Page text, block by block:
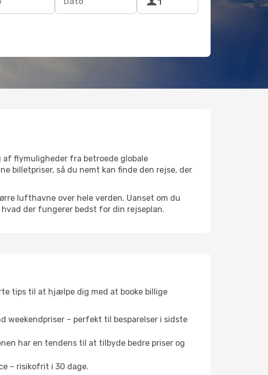
flymuligheder fra betroede globale
billetpriser, så du nemt kan finde den rejse, der
lufthavne over hele verden. Uanset om du
der fungerer bedst for din rejseplan.
tips til at hjælpe dig med at booke billige
weekendpriser – perfekt til besparelser i sidste
har en tendens til at tilbyde bedre priser og
– risikofrit i 30 dage.